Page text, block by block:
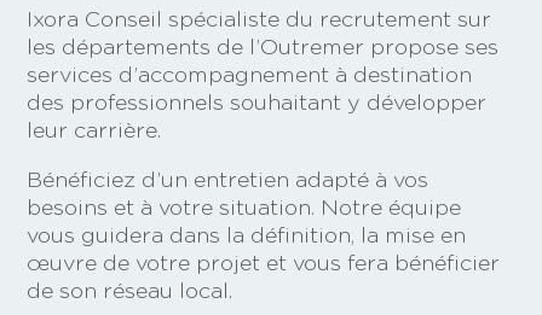
Ixora Conseil spécialiste du recrutement sur
les départements de l’Outremer propose ses
services d’accompagnement à destination
des professionnels souhaitant y développer
leur carrière.
Bénéficiez d’un entretien adapté à vos
besoins et à votre situation. Notre équipe
vous guidera dans la définition, la mise en
œuvre de votre projet et vous fera bénéficier
de son réseau local.